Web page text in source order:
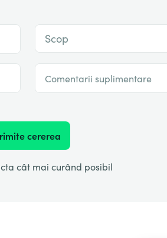
Scop
Comentarii suplimentare
cererea
cât mai curând posibil